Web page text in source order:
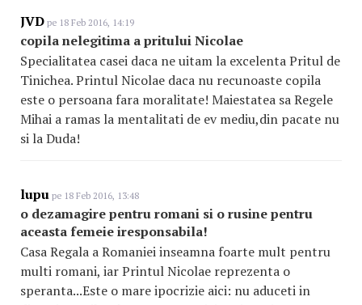
JVD pe 18 Feb 2016, 14:19
copila nelegitima a pritului Nicolae
Specialitatea casei daca ne uitam la excelenta Pritul de
Tinichea. Printul Nicolae daca nu recunoaste copila
este o persoana fara moralitate! Maiestatea sa Regele
Mihai a ramas la mentalitati de ev mediu,din pacate nu
si la Duda!
lupu pe 18 Feb 2016, 13:48
o dezamagire pentru romani si o rusine pentru
aceasta femeie iresponsabila!
Casa Regala a Romaniei inseamna foarte mult pentru
multi romani, iar Printul Nicolae reprezenta o
speranta...Este o mare ipocrizie aici: nu aduceti in